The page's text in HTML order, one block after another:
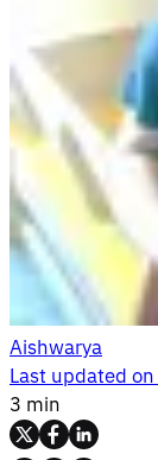
Aishwarya
Last updated on
3 min